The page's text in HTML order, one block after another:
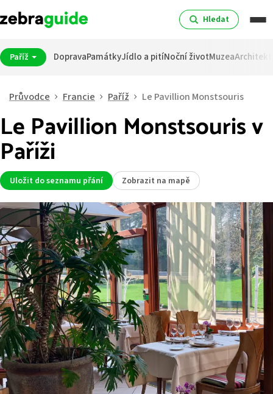
Hledat
Paříž DopravaPamátkyJídlo a pitíNoční životMuzea
Průvodce Francie Paříž Le Pavillion Monstsouris
Le Pavillion Monstsouris v
Paříži
Uložit do seznamu přání Zobrazit na mapě